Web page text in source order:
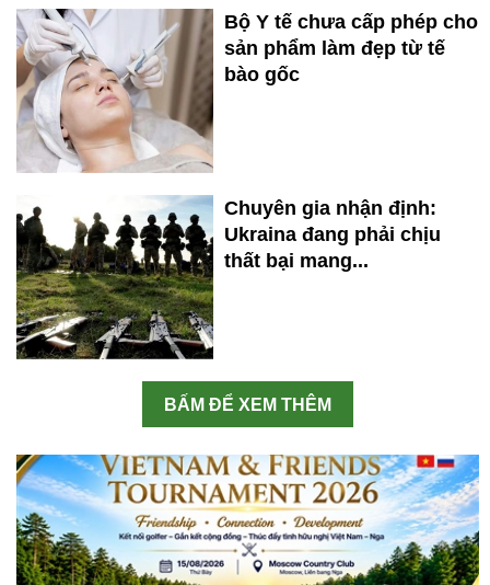
Bộ Y tế chưa cấp phép cho
sản phẩm làm đẹp từ tế
bào gốc
Chuyên gia nhận định:
Ukraina đang phải chịu
thất bại mang...
BẤM ĐỂ XEM THÊM